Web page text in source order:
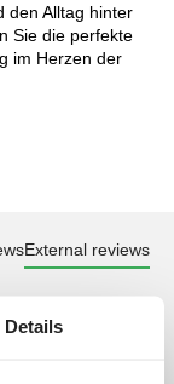
den Alltag hinter
Sie die perfekte
im Herzen der
External reviews
Details